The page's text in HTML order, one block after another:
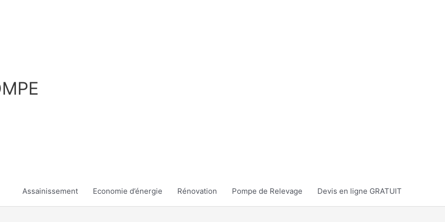
Assainissement Economie d’énergie Rénovation Pompe de Relevage Devis en ligne GRATUIT